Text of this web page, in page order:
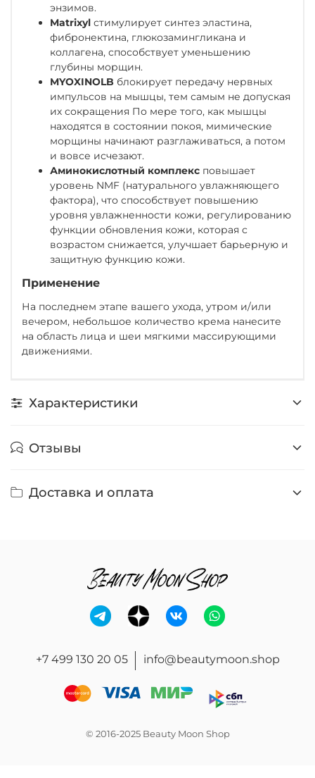
энзимов.
Matrixyl стимулирует синтез эластина,
фибронектина, глюкозамингликана и
коллагена, способствует уменьшению
глубины морщин.
MYOXINOLB блокирует передачу нервных
импульсов на мышцы, тем самым не допуская
их сокращения По мере того, как мышцы
находятся в состоянии покоя, мимические
морщины начинают разглаживаться, а потом
и вовсе исчезают.
Аминокислотный комплекс повышает
уровень NMF (натурального увлажняющего
фактора), что способствует повышению
уровня увлажненности кожи, регулированию
функции обновления кожи, которая с
возрастом снижается, улучшает барьерную и
защитную функцию кожи.
Применение
На последнем этапе вашего ухода, утром и/или
вечером, небольшое количество крема нанесите
на область лица и шеи мягкими массирующими
движениями.
Характеристики
Отзывы
Доставка и оплата
+7 499 130 20 05 info@beautymoon.shop
© 2016-2025 Beauty Moon Shop